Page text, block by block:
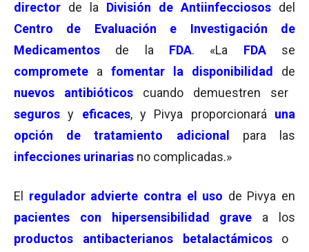
director de la División de Antiinfecciosos del
Centro de Evaluación e Investigación de
Medicamentos de la FDA. «La FDAse
compromete a fomentar la disponibilidad
de
nuevos antibióticos
cuando demuestren ser
seguros y eficaces, y Pivya proporcionará una
opción de tratamiento adicional
para las
infecciones urinarias no complicadas.»
El regulador advierte contra el uso de Pivya en
pacientes con hipersensibilidad grave
a los
productos antibacterianos betalactámicoso